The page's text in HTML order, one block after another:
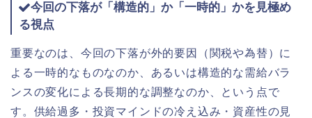
今回の下落が「構造的」か「一時的」かを見極め
る視点
重要なのは、今回の下落が外的要因（関税や為替）に
よる一時的なものなのか、あるいは構造的な需給バラ
ンスの変化による長期的な調整なのか、という点で
す。供給過多・投資マインドの冷え込み・資産性の見